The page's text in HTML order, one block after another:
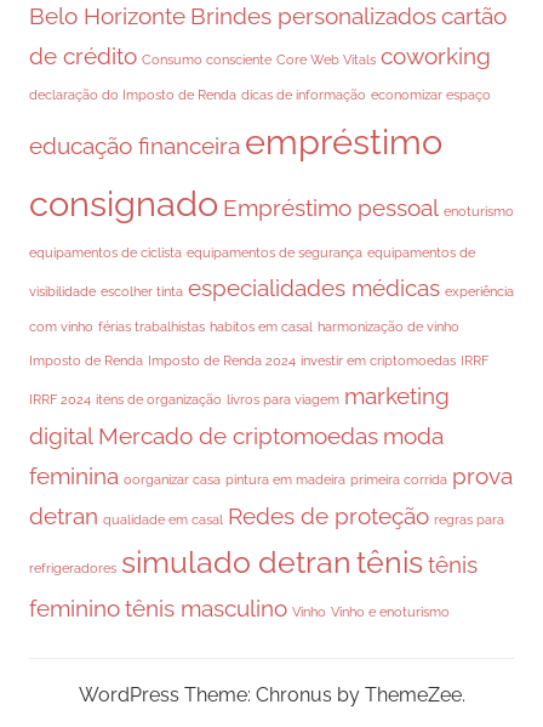
Belo Horizonte Brindes personalizadoscartão
de crédito Consumo consciente Core Web Vitals coworking
declaração do Imposto de Renda dicas de informação economizar espaço
educação financeira empréstimo
consignado Empréstimo pessoal enoturismo
equipamentos de ciclista equipamentos de segurança equipamentos de
visibilidade escolher tinta especialidades médicas experiência
com vinho férias trabalhistas habitos em casal harmonização de vinho
Imposto de Renda Imposto de Renda 2024 investir em criptomoedas IRRF
IRRF 2024 itens de organização livros para viagem marketing
digital Mercado de criptomoedas moda
feminina oorganizar casa pintura em madeira primeira corrida prova
detran qualidade em casal Redes de proteção regras para
refrigeradores simulado detran tênis tênis
femininotênis masculino Vinho Vinho e enoturismo
WordPress Theme: Chronus by ThemeZee.